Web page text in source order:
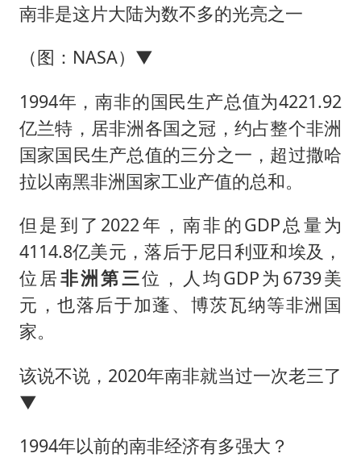
南非是这片大陆为数不多的光亮之一
（图：NASA）▼
1994年，南非的国民生产总值为4221.92
亿兰特，居非洲各国之冠，约占整个非洲
国家国民生产总值的三分之一，超过撒哈
拉以南黑非洲国家工业产值的总和。
但是到了2022年，南非的GDP总量为
4114.8亿美元，落后于尼日利亚和埃及，
位居非洲第三位，人均GDP为6739美
元，也落后于加蓬、博茨瓦纳等非洲国
家。
该说不说，2020年南非就当过一次老三了
▼
1994年以前的南非经济有多强大？